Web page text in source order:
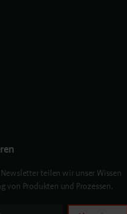
teilen wir unser Wissen
von Produkten und Prozessen.